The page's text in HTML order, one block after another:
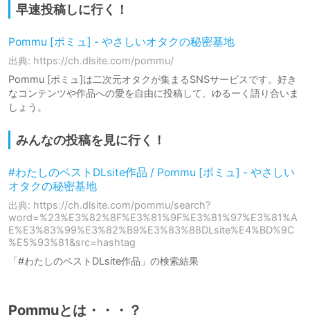
早速投稿しに行く！
Pommu [ポミュ] - やさしいオタクの秘密基地
出典: https://ch.dlsite.com/pommu/
Pommu [ポミュ]は二次元オタクが集まるSNSサービスです。好き
なコンテンツや作品への愛を自由に投稿して、ゆるーく語り合いま
しょう。
みんなの投稿を見に行く！
#わたしのベストDLsite作品 / Pommu [ポミュ] - やさしい
オタクの秘密基地
出典: https://ch.dlsite.com/pommu/search?
word=%23%E3%82%8F%E3%81%9F%E3%81%97%E3%81%A
E%E3%83%99%E3%82%B9%E3%83%88DLsite%E4%BD%9C
%E5%93%81&src=hashtag
「#わたしのベストDLsite作品」の検索結果
Pommuとは・・・？